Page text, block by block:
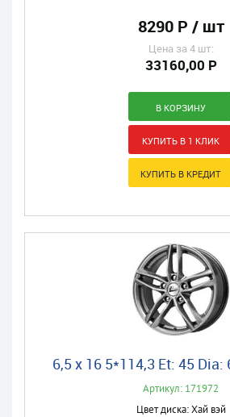
8290 Р / шт
Цена за 4 шт:
33160,00 Р
6,5 x 16 5*114,3 Et: 45 Dia:
Артикул: 171972
Цвет диска: Хай вэй